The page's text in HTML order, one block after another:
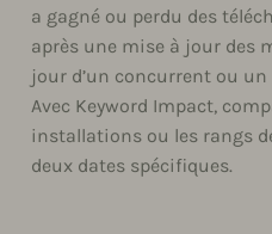
a gagné ou perdu des
après une mise à jour des
jour d’un concurrent ou
Avec Keyword Impact,
installations ou les rangs
deux dates spécifiques.